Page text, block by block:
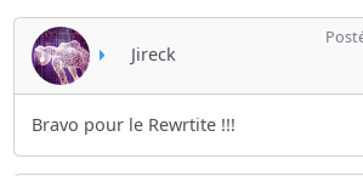
Jireck
Bravo pour le Rewrtite !!!